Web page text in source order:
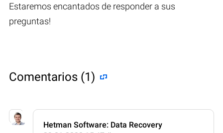
Estaremos encantados de responder a sus
preguntas!
Comentarios (1)
Hetman Software: Data Recovery